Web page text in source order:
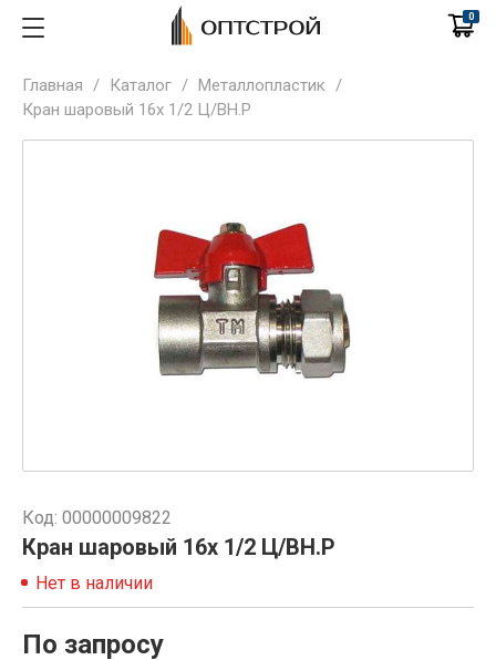
0
Главная / Каталог / Металлопластик /
Кран шаровый 16х 1/2 Ц/ВН.Р
Код: 00000009822
Кран шаровый 16х 1/2 Ц/ВН.Р
Нет в наличии
По запросу